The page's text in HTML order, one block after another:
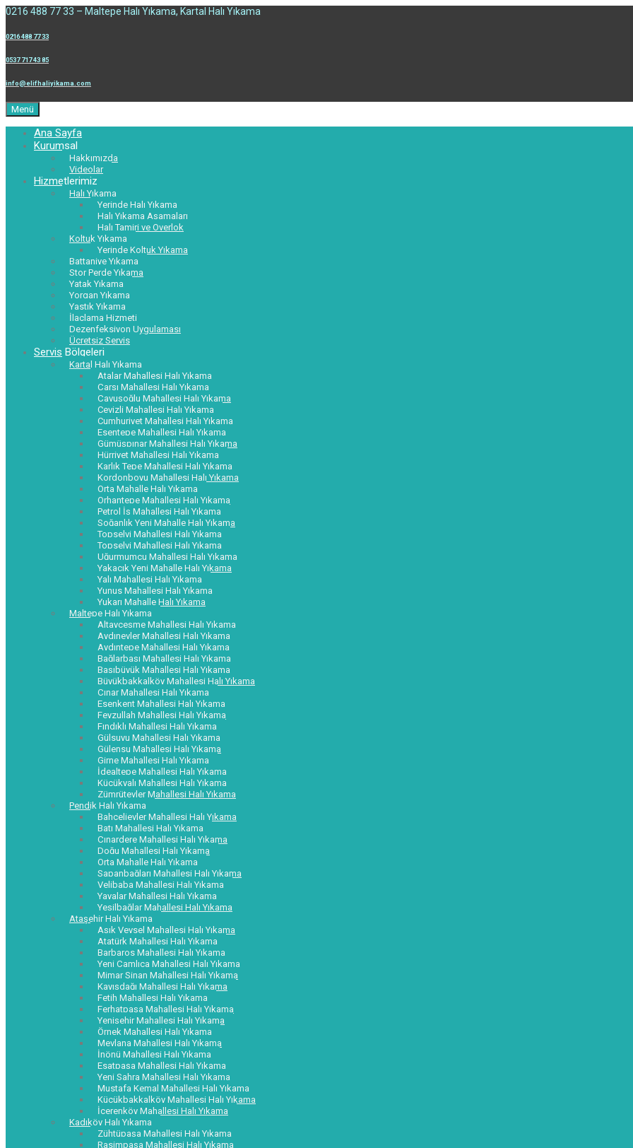
0216 488 77 33 – Maltepe Halı Yıkama, Kartal Halı Yıkama
0216 488 77 33
0537 717 43 85
info@elifhaliyikama.com
Menü
Ana Sayfa
Kurumsal
Hakkımızda
Videolar
Hizmetlerimiz
Halı Yıkama
Yerinde Halı Yıkama
Halı Yıkama Aşamaları
Halı Tamiri ve Overlok
Koltuk Yıkama
Yerinde Koltuk Yıkama
Battaniye Yıkama
Stor Perde Yıkama
Yatak Yıkama
Yorgan Yıkama
Yastık Yıkama
İlaçlama Hizmeti
Dezenfeksiyon Uygulaması
Ücretsiz Servis
Servis Bölgeleri
Kartal Halı Yıkama
Atalar Mahallesi Halı Yıkama
Çarşı Mahallesi Halı Yıkama
Çavuşoğlu Mahallesi Halı Yıkama
Cevizli Mahallesi Halı Yıkama
Cumhuriyet Mahallesi Halı Yıkama
Esentepe Mahallesi Halı Yıkama
Gümüşpınar Mahallesi Halı Yıkama
Hürriyet Mahallesi Halı Yıkama
Karlık Tepe Mahallesi Halı Yıkama
Kordonboyu Mahallesi Halı Yıkama
Orta Mahalle Halı Yıkama
Orhantepe Mahallesi Halı Yıkama
Petrol İş Mahallesi Halı Yıkama
Soğanlık Yeni Mahalle Halı Yıkama
Topselvi Mahallesi Halı Yıkama
Topselvi Mahallesi Halı Yıkama
Uğurmumcu Mahallesi Halı Yıkama
Yakacık Yeni Mahalle Halı Yıkama
Yalı Mahallesi Halı Yıkama
Yunus Mahallesi Halı Yıkama
Yukarı Mahalle Halı Yıkama
Maltepe Halı Yıkama
Altayçeşme Mahallesi Halı Yıkama
Aydınevler Mahallesi Halı Yıkama
Aydıntepe Mahallesi Halı Yıkama
Bağlarbaşı Mahallesi Halı Yıkama
Başıbüyük Mahallesi Halı Yıkama
Büyükbakkalköy Mahallesi Halı Yıkama
Çınar Mahallesi Halı Yıkama
Esenkent Mahallesi Halı Yıkama
Feyzullah Mahallesi Halı Yıkama
Fındıklı Mahallesi Halı Yıkama
Gülsuyu Mahallesi Halı Yıkama
Gülensu Mahallesi Halı Yıkama
Girne Mahallesi Halı Yıkama
İdealtepe Mahallesi Halı Yıkama
Küçükyalı Mahallesi Halı Yıkama
Zümrütevler Mahallesi Halı Yıkama
Pendik Halı Yıkama
Bahçelievler Mahallesi Halı Yıkama
Batı Mahallesi Halı Yıkama
Çınardere Mahallesi Halı Yıkama
Doğu Mahallesi Halı Yıkama
Orta Mahalle Halı Yıkama
Sapanbağları Mahallesi Halı Yıkama
Velibaba Mahallesi Halı Yıkama
Yayalar Mahallesi Halı Yıkama
Yeşilbağlar Mahallesi Halı Yıkama
Ataşehir Halı Yıkama
Aşık Veysel Mahallesi Halı Yıkama
Atatürk Mahallesi Halı Yıkama
Barbaros Mahallesi Halı Yıkama
Yeni Çamlıca Mahallesi Halı Yıkama
Mimar Sinan Mahallesi Halı Yıkama
Kayışdağı Mahallesi Halı Yıkama
Fetih Mahallesi Halı Yıkama
Ferhatpaşa Mahallesi Halı Yıkama
Yenişehir Mahallesi Halı Yıkama
Örnek Mahallesi Halı Yıkama
Mevlana Mahallesi Halı Yıkama
İnönü Mahallesi Halı Yıkama
Esatpaşa Mahallesi Halı Yıkama
Yeni Sahra Mahallesi Halı Yıkama
Mustafa Kemal Mahallesi Halı Yıkama
Küçükbakkalköy Mahallesi Halı Yıkama
İçerenköy Mahallesi Halı Yıkama
Kadıköy Halı Yıkama
Zühtüpaşa Mahallesi Halı Yıkama
Rasimpaşa Mahallesi Halı Yıkama